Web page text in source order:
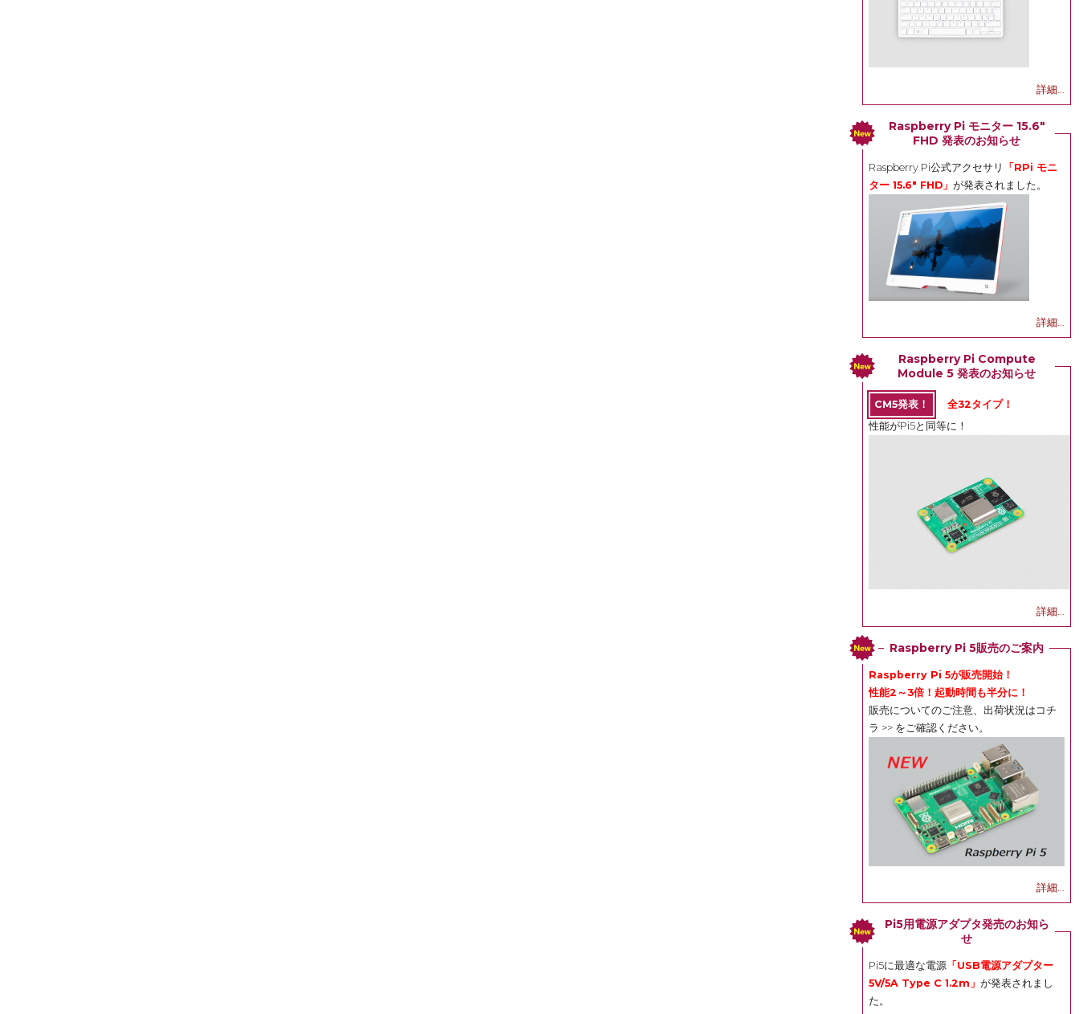
詳細...
Raspberry Pi モニター 15.6"
FHD 発表のお知らせ
Raspberry Pi公式アクセサリ
「RPi モニ
ター 15.6" FHD」 が発表されました。
詳細...
Raspberry Pi Compute
Module 5 発表のお知らせ
CM5発表！
全32タイプ！
性能がPi5と同等に！
詳細...
Raspberry Pi 5販売のご案内
Raspberry Pi 5が販売開始！
性能2～3倍！起動時間も半分に！
販売についてのご注意、出荷状況は コチ
ラ >> をご確認ください。
詳細...
Pi5用電源アダプタ発売のお知ら
せ
Pi5に最適な電源 「USB電源アダプター
5V/5A Type C 1.2m」 が発表されまし
た。